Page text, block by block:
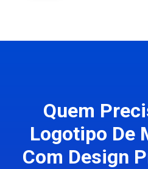
Quem
Logotipo De
Com Design